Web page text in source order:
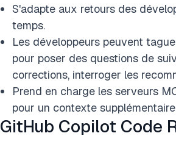
S'adapte aux retours des
temps.
Les développeurs peuvent
pour poser des questions de
corrections, interroger les
Prend en charge les serveurs
pour un contexte
GitHub Copilot Code